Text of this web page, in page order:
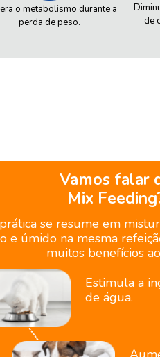
o metabolismo durante a
perda de peso.
de
Vamos falar
Mix
se resume em
e úmido na mesma
muitos benefícios
Estimula a
de água.